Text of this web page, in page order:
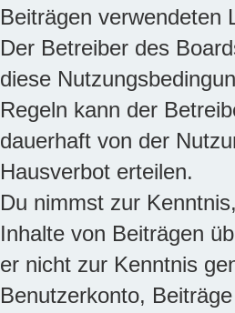
Beiträgen verwendeten
Der Betreiber des
diese
Regeln kann der
dauerhaft von der
Hausverbot erteilen.
Du nimmst zur
Inhalte von Beiträgen
er nicht zur Kenntnis
Benutzerkonto,